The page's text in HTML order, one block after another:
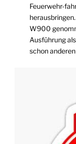
Feuerwehr-
W900
Ausführung
schon